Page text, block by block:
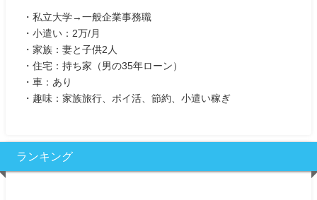
・私立大学→一般企業事務職
・小遣い：2万/月
・家族：妻と子供2人
・住宅：持ち家（男の35年ローン）
・車：あり
・趣味：家族旅行、ポイ活、節約、小遣い稼ぎ
ランキング